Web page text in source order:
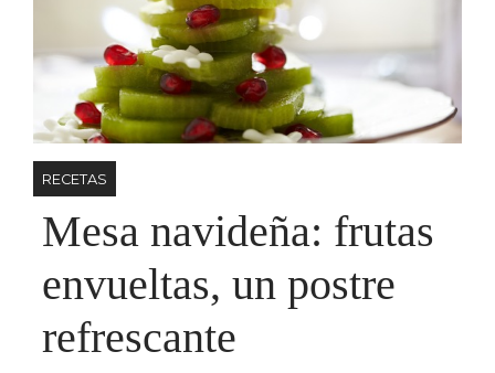
RECETAS
Mesa navideña: frutas
envueltas, un postre
refrescante